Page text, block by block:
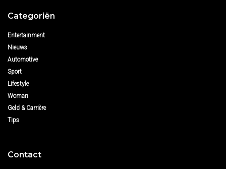
Categoriën
Entertainment
Nieuws
Automotive
Sport
Lifestyle
Woman
Geld & Carrière
Tips
Contact